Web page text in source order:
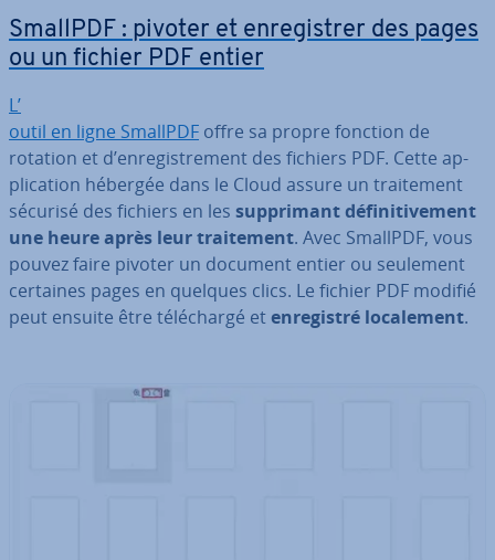
SmallPDF : pivoter et en­re­gis­trer des pages
ou un fichier PDF entier
L’
outil en ligne SmallPDF offre sa propre fonction de
rotation et d’en­re­gis­tre­ment des fichiers PDF. Cette ap­
pli­ca­tion hébergée dans le Cloud assure un trai­te­ment
sécurisé des fichiers en les sup­pri­mant dé­fi­ni­ti­ve­ment
une heureaprès leur trai­te­ment. Avec SmallPDF, vous
pouvez faire pivoter un document entier ou seulement
certaines pages en quelques clics. Le fichier PDF modifié
peut ensuite être té­lé­chargé eten­re­gis­tré lo­ca­le­ment.